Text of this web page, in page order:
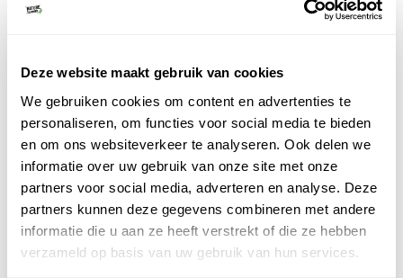
Deze website maakt gebruik van cookies
We gebruiken cookies om content en advertenties te
personaliseren, om functies voor social media te bieden
en om ons websiteverkeer te analyseren. Ook delen we
informatie over uw gebruik van onze site met onze
partners voor social media, adverteren en analyse. Deze
partners kunnen deze gegevens combineren met andere
informatie die u aan ze heeft verstrekt of die ze hebben
verzameld op basis van uw gebruik van hun services.
westen van het land. Vanuit de lage Vojvodina is het
een schril contrast om over te stappen naar het
westelijke Tara in het hart van de Dinarische Alpen.
Ruim duizend meter hoger, met de berg Kozji Rid op
1591 meter als top, ruig en bekleed met donkere
sparren en beukenbossen. Dit is berengebied, schuw
en steeds zeldzamer, maar sporen kunnen overal
gevonden worden. Steenarenden en gemzen laten
zien dat het hier echt alpien is.